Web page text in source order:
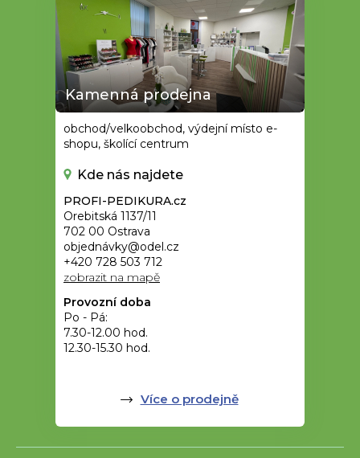
Kamenná prodejna
obchod/velkoobchod, výdejní místo e-
shopu, školící centrum
Kde nás najdete
PROFI-PEDIKURA.cz
Orebitská 1137/11
702 00 Ostrava
objednávky@odel.cz
+420 728 503 712
zobrazit na mapě
Provozní doba
Po - Pá:
7.30-12.00 hod.
12.30-15.30 hod.
Více o prodejně